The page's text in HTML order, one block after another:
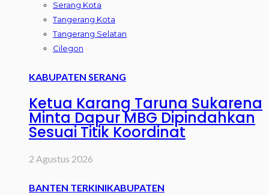
Serang Kota
Tangerang Kota
Tangerang Selatan
Cilegon
KABUPATEN SERANG
Ketua Karang Taruna Sukarena
Minta Dapur MBG Dipindahkan
Sesuai Titik Koordinat
2 Agustus 2026
BANTEN TERKINIKABUPATEN